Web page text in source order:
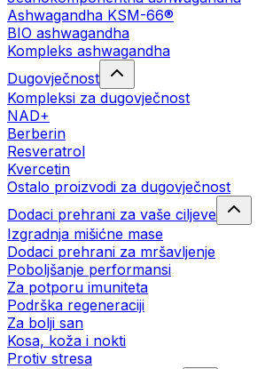
Ashwagandha KSM-66®
BIO ashwagandha
Kompleks ashwagandha
Dugovječnost
Kompleksi za dugovječnost
NAD+
Berberin
Resveratrol
Kvercetin
Ostalo proizvodi za dugovječnost
Dodaci prehrani za vaše ciljeve
Izgradnja mišićne mase
Dodaci prehrani za mršavljenje
Poboljšanje performansi
Za potporu imuniteta
Podrška regeneraciji
Za bolji san
Kosa, koža i nokti
Protiv stresa